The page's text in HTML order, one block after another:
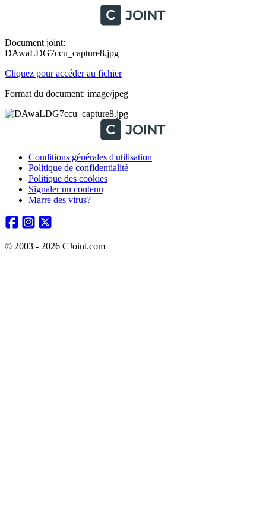
Document joint:
DAwaLDG7ccu_capture8.jpg
Cliquez pour accéder au fichier
Format du document: image/jpeg
Conditions générales d'utilisation
Politique de confidentialité
Politique des cookies
Signaler un contenu
Marre des virus?
© 2003 - 2026 CJoint.com